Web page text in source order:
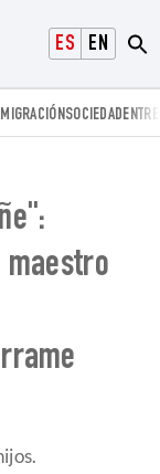
ESPAÑOLENGLISH
SOCIEDAD
maestro